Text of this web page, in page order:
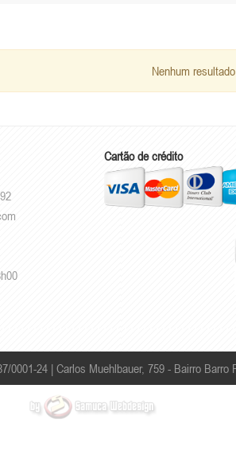
Nenhum
Cartão de crédito
0001-24 | Carlos Muehlbauer, 759 - Bairro